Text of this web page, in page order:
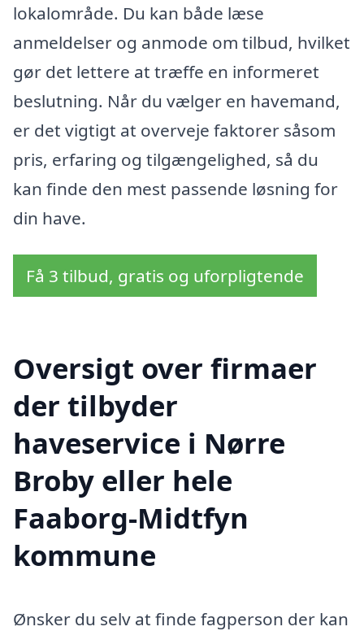
lokalområde. Du kan både læse
anmeldelser og anmode om tilbud, hvilket
gør det lettere at træffe en informeret
beslutning. Når du vælger en havemand,
er det vigtigt at overveje faktorer såsom
pris, erfaring og tilgængelighed, så du
kan finde den mest passende løsning for
din have.
Få 3 tilbud, gratis og uforpligtende
Oversigt over firmaer
der tilbyder
haveservice i Nørre
Broby eller hele
Faaborg-Midtfyn
kommune
Ønsker du selv at finde fagperson der kan